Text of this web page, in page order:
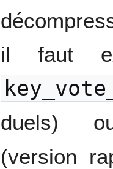
il faut
duels)
(version